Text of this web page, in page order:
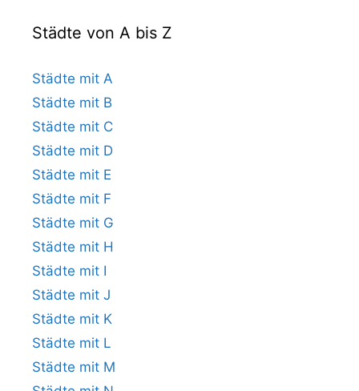
Städte von A bis Z
Städte mit A
Städte mit B
Städte mit C
Städte mit D
Städte mit E
Städte mit F
Städte mit G
Städte mit H
Städte mit I
Städte mit J
Städte mit K
Städte mit L
Städte mit M